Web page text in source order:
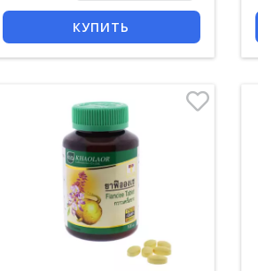
КУПИТЬ